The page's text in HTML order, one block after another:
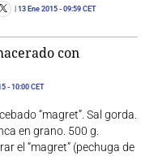
13 Ene 2015 - 09:59 CET
con
- 10:00 CET
“magret”. Sal gorda.
en grano. 500 g.
el “magret” (pechuga de